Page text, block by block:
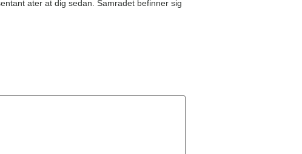
ater at dig sedan. Samradet befinner sig